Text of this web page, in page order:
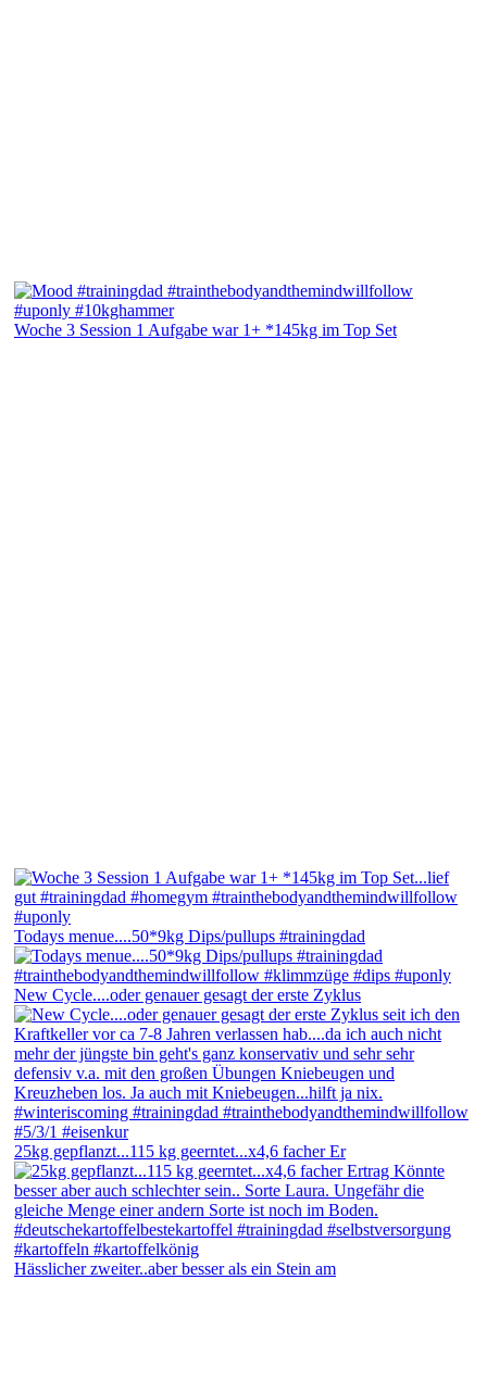
Woche 3 Session 1 Aufgabe war 1+ *145kg im Top Set
Todays menue....50*9kg Dips/pullups #trainingdad
New Cycle....oder genauer gesagt der erste Zyklus
25kg gepflanzt...115 kg geerntet...x4,6 facher Er
Hässlicher zweiter..aber besser als ein Stein am